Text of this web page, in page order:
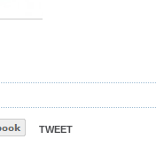
TWEET